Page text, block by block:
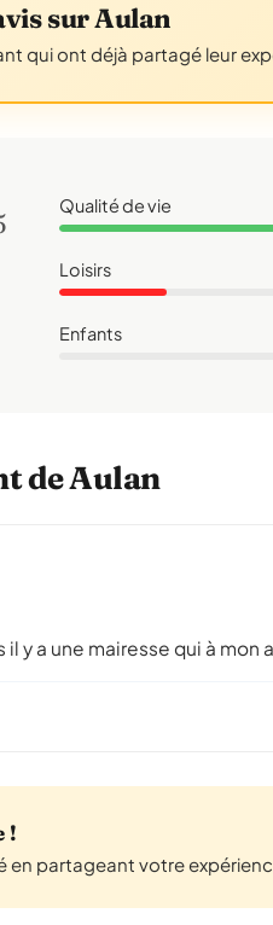
sur Aulan
qui ont déjà partagé leur
Qualité de vie
Loisirs
Enfants
de Aulan
il y a une mairesse qui à
!
en partageant votre